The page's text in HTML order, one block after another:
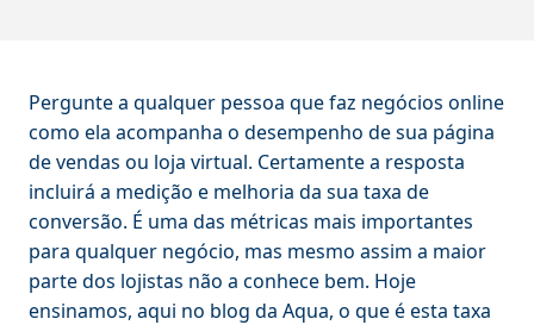
Pergunte a qualquer pessoa que faz negócios online
como ela acompanha o desempenho de sua página
de vendas ou loja virtual. Certamente a resposta
incluirá a medição e melhoria da sua taxa de
conversão. É uma das métricas mais importantes
para qualquer negócio, mas mesmo assim a maior
parte dos lojistas não a conhece bem. Hoje
ensinamos, aqui no blog da Aqua, o que é esta taxa